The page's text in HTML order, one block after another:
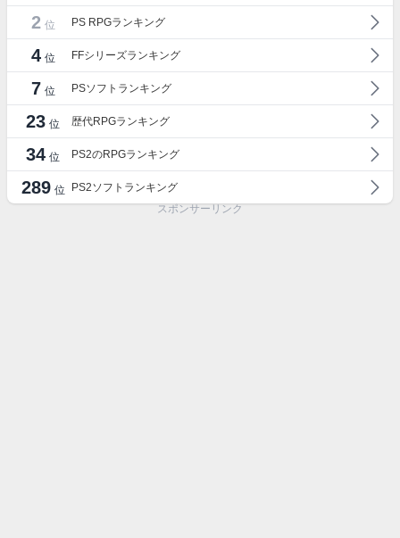
2 位 PS RPGランキング
4 位 FFシリーズランキング
7 位 PSソフトランキング
23 位 歴代RPGランキング
34 位 PS2のRPGランキング
289 位
PS2ソフトランキング
スポンサーリンク